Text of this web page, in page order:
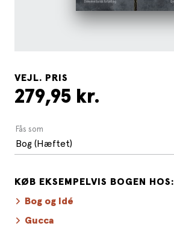
VEJL. PRIS
279,95 kr.
Fås som
Bog (Hæftet)
KØB EKSEMPELVIS BOGEN HOS:
Bog og Idé
Gucca